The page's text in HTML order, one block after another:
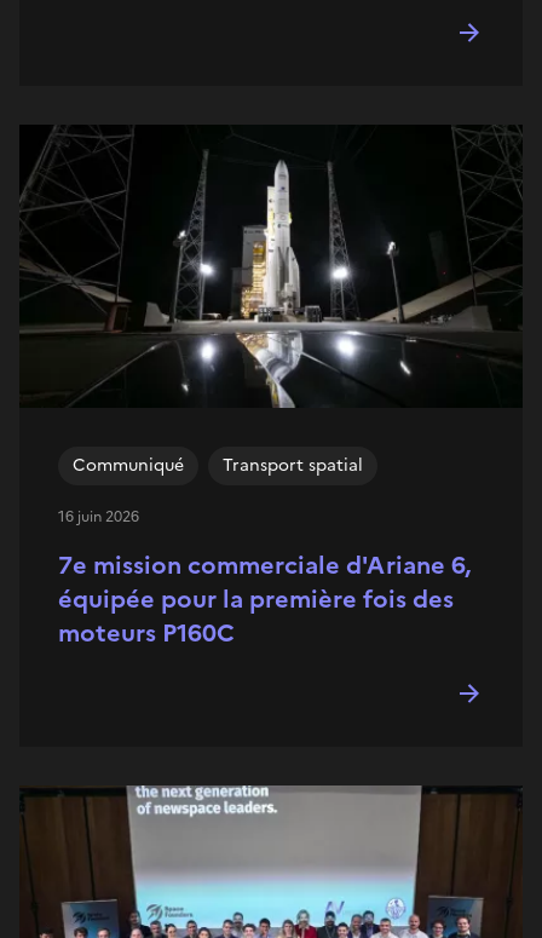
7e mission commerciale d'Ariane 6,
équipée pour la première fois des
moteurs P160C
Communiqué Transport spatial
16 juin 2026